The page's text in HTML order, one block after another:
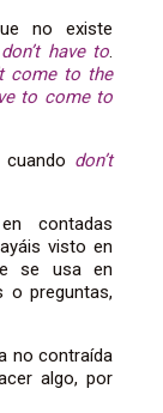
no existe
have to
come to the
to come to
cuando don’t
contadas
visto en
se usa en
o preguntas,
no contraída
algo, por